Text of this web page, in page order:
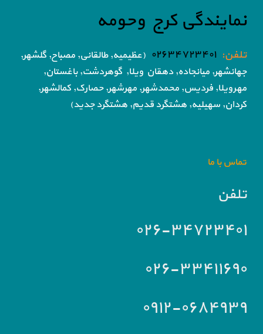
نمایندگی کرج وحومه
تلفن: ۰۲۶۳۴۷۲۳۴۰۱
(عظیمیه, طالقانی, مصباح, گلشهر,
جهانشهر, میانجاده, دهقان ویلا, گوهردشت, باغستان,
مهرویلا, فردیس, محمدشهر, مهرشهر, حصارک, کمالشهر,
کردان, سهیلیه, هشتگرد قدیم, هشتگرد جدید)
تماس با ما
تلفن
۰۲۶-۳۴۷۲۳۴۰۱
۰۲۶-۳۳۴۱۱۶۹۰
۰۹۱۲-۰۶۸۴۹۳۹